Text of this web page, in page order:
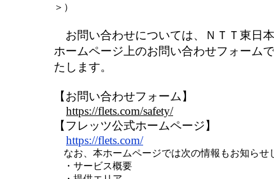
＞）
お問い合わせについては、ＮＴＴ東日
ホームページ上のお問い合わせフォーム
たします。
【お問い合わせフォーム】
https://flets.com/safety/
【フレッツ公式ホームページ】
https://flets.com/
なお、本ホームページでは次の情報もお知らせ
・サービス概要